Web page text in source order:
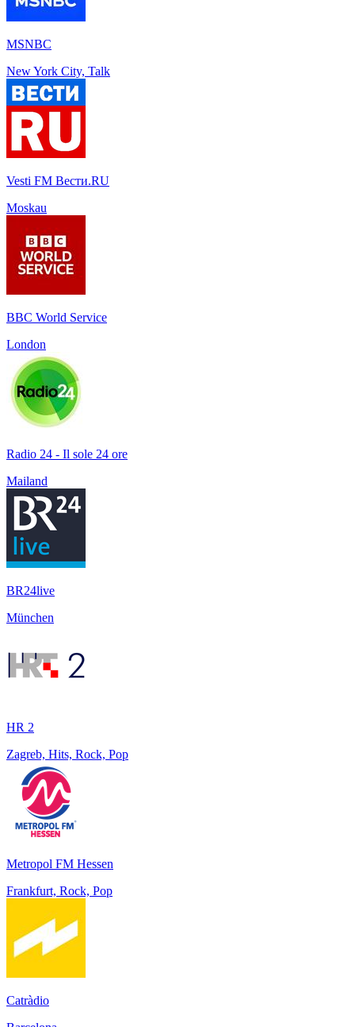
MSNBC
New York City, Talk
Vesti FM Вести.RU
Moskau
BBC World Service
London
Radio 24 - Il sole 24 ore
Mailand
BR24live
München
HR 2
Zagreb, Hits, Rock, Pop
Metropol FM Hessen
Frankfurt, Rock, Pop
Catràdio